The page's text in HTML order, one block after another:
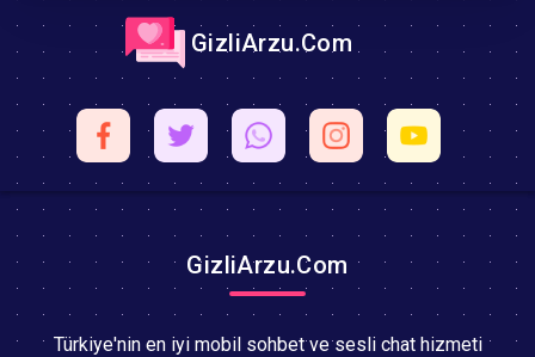
GizliArzu.Com
GizliArzu.Com
Türkiye'nin en iyi mobil sohbet ve sesli chat hizmeti